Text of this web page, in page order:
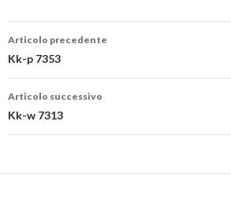
Navigazione
articolo
Articolo precedente
Kk-p 7353
Articolo successivo
Kk-w 7313